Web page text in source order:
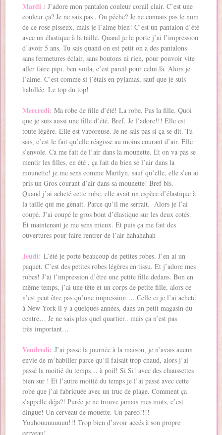
Mardi :J’adore mon pantalon couleur corail clair. C’est une
couleur ça? Je ne sais pas . Ou pêche? Je ne connais pas le nom
de ce rose pisseux, mais je l’aime bien! C’est un pantalon d’été
avec un élastique à la taille. Quand je le porte j’ai l’impression
d’avoir 5 ans. Tu sais quand on est petit on a des pantalons
sans fermetures éclair, sans boutons ni rien, pour pouvoir vite
aller faire pipi. ben voila, c’est pareil pour celui là. Alors je
l’aime. C’est comme si j’étais en pyjamas, sauf que je suis
habillée. Le top du top!
Mercredi:Ma robe de fille d’été! La robe. Pas la fille. Quoi
que je suis aussi une fille d’été. Bref. Je l’adore!!! Elle est
toute légère. Elle est vaporeuse. Je ne sais pas si ça se dit. Tu
sais, c’est le fait qu’elle réagisse au moins courant d’air. Elle
s’envole. Ca me fait de l’air dans la mounette. Et on va pas se
mentir les filles, en été , ça fait du bien se l’air dans la
mounette! je me sens comme Marilyn, sauf qu’elle, elle s’en ai
pris un Gros courant d’air dans sa mounette! Bref bis.
Quand j’ai acheté cette robe, elle avait un espèce d’élastique à
la taille qui me gênait. Parce qu’il me serrait. Alors je l’ai
coupé. J’ai coupé le gros bout d’élastique sur les deux cotés.
Et maintenant je me sens mieux. Et puis ça me fait des
ouvertures pour faire rentrer de l’air hahahahah
Jeudi:L’été je porte beaucoup de petites robes. J’en ai un
paquet. C’est des petites robes légères en tissu. Et j’adore mes
robes! J’ai l’impression d’être une petite fille dedans. Bon en
même temps, j’ai une tête et un corps de petite fille, alors ce
n’est peut être pas qu’une impression…. Celle ci je l’ai acheté
à New York il y a quelques années, dans un petit magasin du
centre… Je ne sais plus quel quartier.. mais ça n’est pas
très important…
Vendredi: J’ai passé la journée à la maison, je n’avais aucun
envie de m’habiller parce qu’il faisait trop chaud, alors j’ai
passé la moitié du temps… à poil! Si Si! avec des chaussettes
bien sur ! Et l’autre moitié du temps je l’ai passé avec cette
robe que j’ai fabriquée avec un truc de plage. Comment ça
s’appelle déja?! Purée je ne trouve jamais mes mots, c’est
dingue! Un cerveau de mouette. Un pareo!!!!
Youhouuuuuuuu!!! Trop bien d’avoir accés à son propre
cerveau!